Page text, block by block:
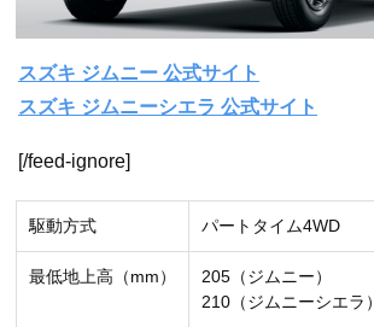
スズキ ジムニー 公式サイト
スズキ ジムニーシエラ 公式サイト
[/feed-ignore]
駆動方式 パートタイム4WD
最低地上高（mm）
205（ジムニー）
210（ジムニーシエラ）